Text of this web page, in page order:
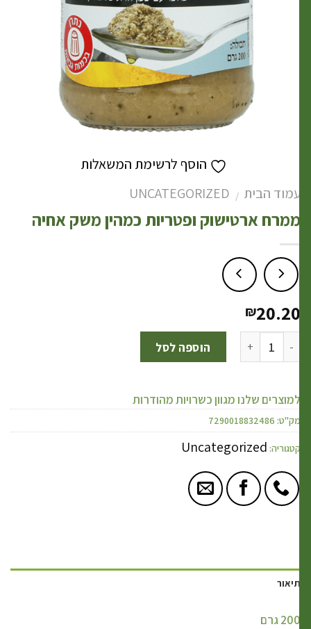
הוסף לרשימת המשאלות
הבית /
UNCATEGORIZED
ארטישוק ופטריות כמהין משק אחיה
₪
הוספה לסל
שלנו מגוון כשרויות מהודרות
7290018832486
Uncategorized
גרם